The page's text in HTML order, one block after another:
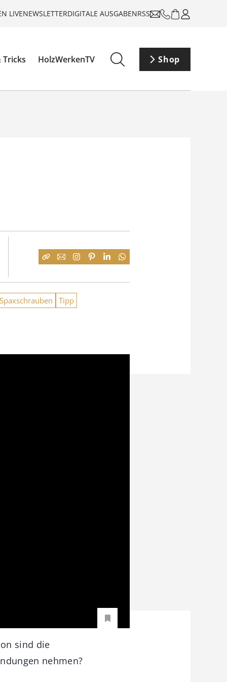
LIVENEWSLETTERDIGITALE AUSGABENRSS
Tricks HolzWerkenTV Shop
Spaxschrauben Tipp
sind die
nehmen?